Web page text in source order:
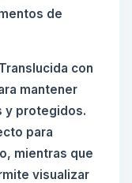
de
con
mantener
y protegidos.
para
mientras que
visualizar